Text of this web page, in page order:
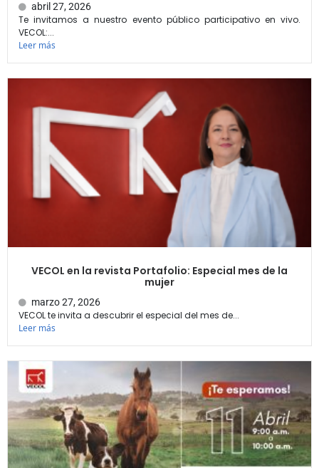
abril 27, 2026
Te invitamos a nuestro evento público participativo en vivo.
VECOL:...
Leer más
VECOL en la revista Portafolio: Especial mes de la
mujer
marzo 27, 2026
VECOL te invita a descubrir el especial del mes de...
Leer más